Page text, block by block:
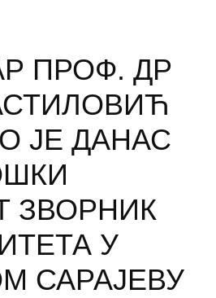
ПРОФ. ДР
ЈЕ ДАНАС
ЗВОРНИК
У
САРАЈЕВУ